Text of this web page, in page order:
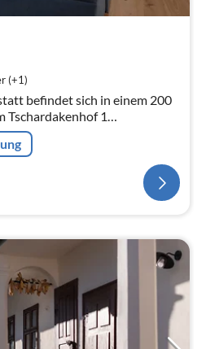
(+1)
befindet sich in einem 200
Tschardakenhof 1
mit Schlafcouch. bis